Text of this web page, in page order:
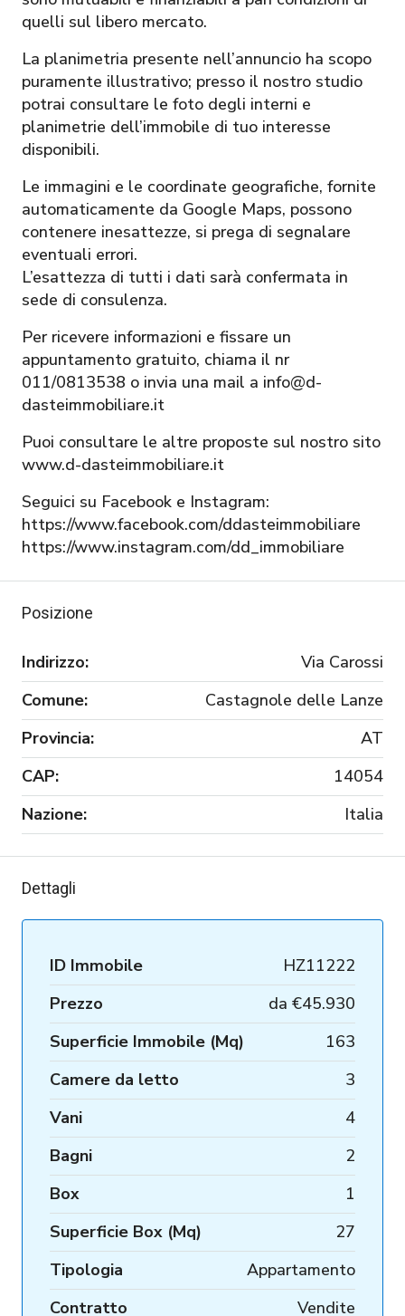
quelli sul libero mercato.
La planimetria presente nell’annuncio ha scopo
puramente illustrativo; presso il nostro studio
potrai consultare le foto degli interni e
planimetrie dell’immobile di tuo interesse
disponibili.
Le immagini e le coordinate geografiche, fornite
automaticamente da Google Maps, possono
contenere inesattezze, si prega di segnalare
eventuali errori.
L’esattezza di tutti i dati sarà confermata in
sede di consulenza.
Per ricevere informazioni e fissare un
appuntamento gratuito, chiama il nr
011/0813538 o invia una mail a info@d-
dasteimmobiliare.it
Puoi consultare le altre proposte sul nostro sito
www.d-dasteimmobiliare.it
Seguici su Facebook e Instagram:
https://www.facebook.com/ddasteimmobiliare
https://www.instagram.com/dd_immobiliare
Posizione
Indirizzo:
Via Carossi
Comune:
Castagnole delle Lanze
Provincia:
AT
CAP:
14054
Nazione:
Italia
Dettagli
ID Immobile
HZ11222
Prezzo
da €45.930
Superficie Immobile (Mq)
163
Camere da letto
3
Vani
4
Bagni
2
Box
1
Superficie Box (Mq)
27
Tipologia
Appartamento
Contratto
Vendite